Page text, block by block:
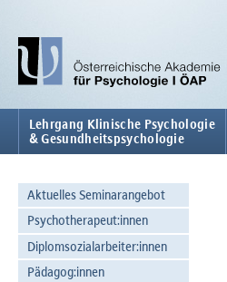
Lehrgang Klinische Psychologie
& Gesundheitspsychologie
Aktuelles Seminarangebot
Psychotherapeut:innen
Diplomsozialarbeiter:innen
Pädagog:innen